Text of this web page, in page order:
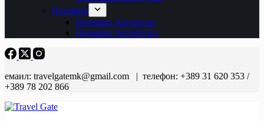
Ноември
Ноември Авионски
Ноември Автобуски
емаил: travelgatemk@gmail.com | телефон: +389 31 620 353 /
+389 78 202 866